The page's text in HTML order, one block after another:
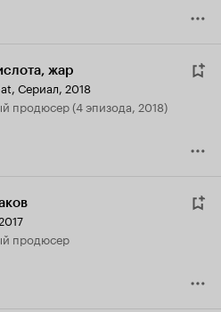
жар
, Сериал, 2018
продюсер (4 эпизода, 2018)
продюсер